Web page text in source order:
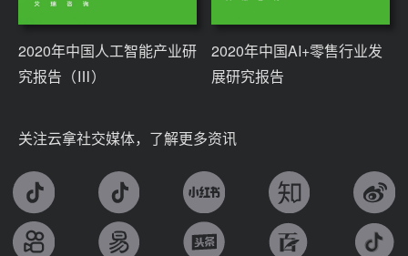
2020年中国人工智能产业研
究报告（Ⅲ）
2020年中国AI+零售行业发
展研究报告
关注云拿社交媒体，了解更多资讯